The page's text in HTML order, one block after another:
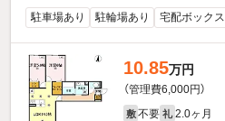
駐車場あり
駐輪場あり 宅配ボックス
10.85万円
（管理費6,000円）
敷 不要 礼 2.0ヶ月